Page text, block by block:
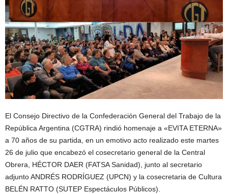
El Consejo Directivo de la Confederación General del Trabajo de la
República Argentina (CGTRA) rindió homenaje a «EVITA ETERNA»
a 70 años de su partida, en un emotivo acto realizado este martes
26 de julio que encabezó el cosecretario general de la Central
Obrera, HÉCTOR DAER (FATSA Sanidad), junto al secretario
adjunto ANDRÉS RODRÍGUEZ (UPCN) y la cosecretaria de Cultura
BELÉN RATTO (SUTEP Espectáculos Públicos).